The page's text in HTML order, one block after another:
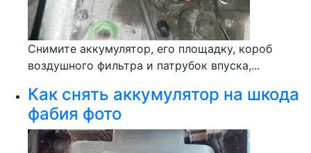
Снимите аккумулятор, его площадку, короб
воздушного фильтра и патрубок впуска,...
Как снять аккумулятор на шкода
фабия фото